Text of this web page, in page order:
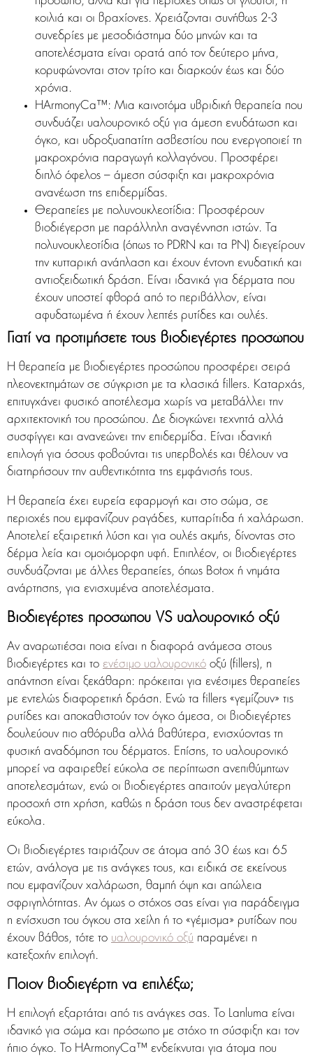
κοιλιά και οι βραχίονες. Χρειάζονται συνήθως 2-3
συνεδρίες με μεσοδιάστημα δύο μηνών και τα
αποτελέσματα είναι ορατά από τον δεύτερο μήνα,
κορυφώνονται στον τρίτο και διαρκούν έως και δύο
χρόνια.
HArmonyCa™: Μια καινοτόμα υβριδική θεραπεία που
συνδυάζει υαλουρονικό οξύ για άμεση ενυδάτωση και
όγκο, και υδροξυαπατίτη ασβεστίου που ενεργοποιεί τη
μακροχρόνια παραγωγή κολλαγόνου. Προσφέρει
διπλό όφελος – άμεση σύσφιξη και μακροχρόνια
ανανέωση της επιδερμίδας.
Θεραπείες με πολυνουκλεοτίδια: Προσφέρουν
βιοδιέγερση με παράλληλη αναγέννηση ιστών. Τα
πολυνουκλεοτίδια (όπως το PDRN και τα PN) διεγείρουν
την κυτταρική ανάπλαση και έχουν έντονη ενυδατική και
αντιοξειδωτική δράση. Είναι ιδανικά για δέρματα που
έχουν υποστεί φθορά από το περιβάλλον, είναι
αφυδατωμένα ή έχουν λεπτές ρυτίδες και ουλές.
Γιατί να προτιμήσετε τους βιοδιεγέρτες προσώπου
Η θεραπεία με βιοδιεγέρτες προσώπου προσφέρει σειρά
πλεονεκτημάτων σε σύγκριση με τα κλασικά fillers. Καταρχάς,
επιτυγχάνει φυσικό αποτέλεσμα χωρίς να μεταβάλλει την
αρχιτεκτονική του προσώπου. Δε διογκώνει τεχνητά αλλά
συσφίγγει και ανανεώνει την επιδερμίδα. Είναι ιδανική
επιλογή για όσους φοβούνται τις υπερβολές και θέλουν να
διατηρήσουν την αυθεντικότητα της εμφάνισής τους.
Η θεραπεία έχει ευρεία εφαρμογή και στο σώμα, σε
περιοχές που εμφανίζουν ραγάδες, κυτταρίτιδα ή χαλάρωση.
Αποτελεί εξαιρετική λύση και για ουλές ακμής, δίνοντας στο
δέρμα λεία και ομοιόμορφη υφή. Επιπλέον, οι βιοδιεγέρτες
συνδυάζονται με άλλες θεραπείες, όπως Botox ή νημάτα
ανάρτησης, για ενισχυμένα αποτελέσματα.
Βιοδιεγέρτες προσώπου VS υαλουρονικό οξύ
Αν αναρωτιέσαι ποια είναι η διαφορά ανάμεσα στους
βιοδιεγέρτες και το ενέσιμο υαλουρονικό οξύ (fillers), η
απάντηση είναι ξεκάθαρη: πρόκειται για ενέσιμες θεραπείες
με εντελώς διαφορετική δράση. Ενώ τα fillers «γεμίζουν» τις
ρυτίδες και αποκαθιστούν τον όγκο άμεσα, οι βιοδιεγέρτες
δουλεύουν πιο αθόρυβα αλλά βαθύτερα, ενισχύοντας τη
φυσική αναδόμηση του δέρματος. Επίσης, το υαλουρονικό
μπορεί να αφαιρεθεί εύκολα σε περίπτωση ανεπιθύμητων
αποτελεσμάτων, ενώ οι βιοδιεγέρτες απαιτούν μεγαλύτερη
προσοχή στη χρήση, καθώς η δράση τους δεν αναστρέφεται
εύκολα.
Οι βιοδιεγέρτες ταιριάζουν σε άτομα από 30 έως και 65
ετών, ανάλογα με τις ανάγκες τους, και ειδικά σε εκείνους
που εμφανίζουν χαλάρωση, θαμπή όψη και απώλεια
σφριγηλότητας. Αν όμως ο στόχος σας είναι για παράδειγμα
η ενίσχυση του όγκου στα χείλη ή το «γέμισμα» ρυτίδων που
έχουν βάθος, τότε το υαλουρονικό οξύ παραμένει η
κατεξοχήν επιλογή.
Ποιον βιοδιεγέρτη να επιλέξω;
Η επιλογή εξαρτάται από τις ανάγκες σας. Το Lanluma είναι
ιδανικό για σώμα και πρόσωπο με στόχο τη σύσφιξη και τον
ήπιο όγκο. Το HArmonyCa™ ενδείκνυται για άτομα που